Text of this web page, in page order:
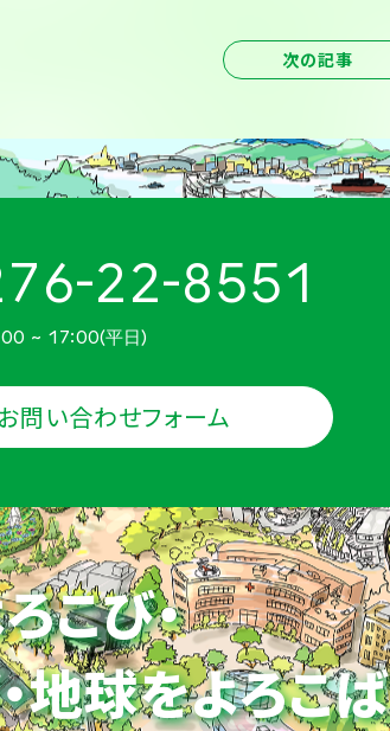
次の記事
22-8551
~ 17:00(平日)
お問い合わせフォーム
こび・
地球をよろこ